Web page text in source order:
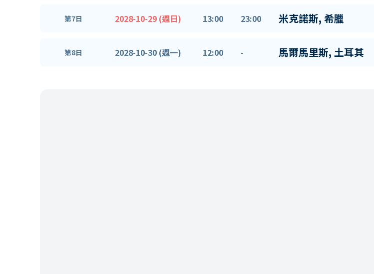
第7日 2028-10-29 (週日) 13:00 23:00 米克諾斯, 希臘
第8日 2028-10-30 (週一) 12:00 - 馬爾馬里斯, 土耳其